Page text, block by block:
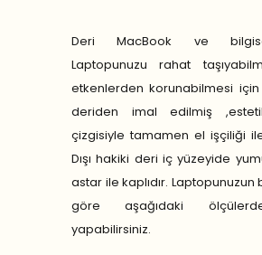
Deri MacBook ve
Laptopunuzu rahat
etkenlerden korunabilmesi
deriden imal edilmiş
çizgisiyle tamamen el işçiliği
Dışı hakiki deri iç yüzeyide
astar ile kaplıdır. Laptopunuzun
göre aşağıdaki
yapabilirsiniz.